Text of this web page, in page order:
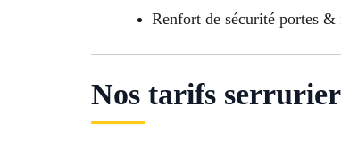
Renfort de sécurité portes &
Nos tarifs